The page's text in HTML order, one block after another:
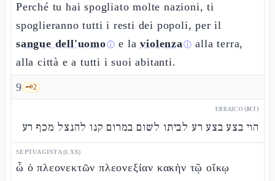
Perché tu hai spogliato molte nazioni, ti
spoglieranno tutti i resti dei popoli, per il
sangue dell'uomoⓘ e laviolenzaⓘ alla terra,
alla città e a tutti i suoi abitanti.
9 🗝️2
EBRAICO (MT)
הוי בצע בצע רע לביתו לשום במרום קנו להנצל מכף רע
SEPTUAGINTA (LXX)
ὦ ὁ πλεονεκτῶν πλεονεξίαν κακὴν τῷ οἴκῳ